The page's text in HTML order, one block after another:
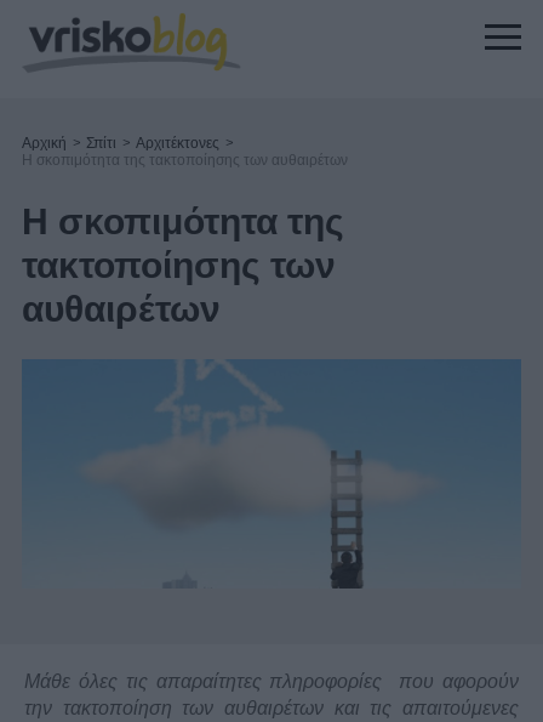
Αρχική > Σπίτι > Αρχιτέκτονες >
Η σκοπιμότητα της τακτοποίησης των αυθαιρέτων
Η σκοπιμότητα της
τακτοποίησης των
αυθαιρέτων
Μάθε όλες τις απαραίτητες πληροφορίες που αφορούν
την τακτοποίηση των αυθαιρέτων και τις απαιτούμενες